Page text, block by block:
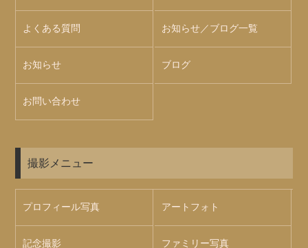
よくある質問 お知らせ／ブログ一覧
お知らせ ブログ
お問い合わせ
撮影メニュー
プロフィール写真 アートフォト
記念撮影 ファミリー写真